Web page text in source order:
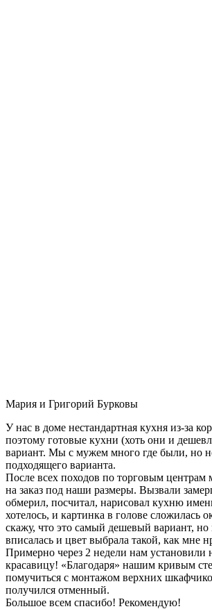
Мария и Григорий Бурковы
У нас в доме нестандартная кухня из-за
поэтому готовые кухни (хоть они и
вариант. Мы с мужем много где были, но
подходящего варианта.
После всех походов по торговым центрам
на заказ под наши размеры. Вызвали
обмерил, посчитал, нарисовал кухню
хотелось, и картинка в голове сложилась
скажу, что это самый дешевый вариант, но
вписалась и цвет выбрала такой, как мне
Примерно через 2 недели нам
красавицу! «Благодаря» нашим кривым
помучиться с монтажом верхних
получился отменный.
Большое всем спасибо! Рекомендую!